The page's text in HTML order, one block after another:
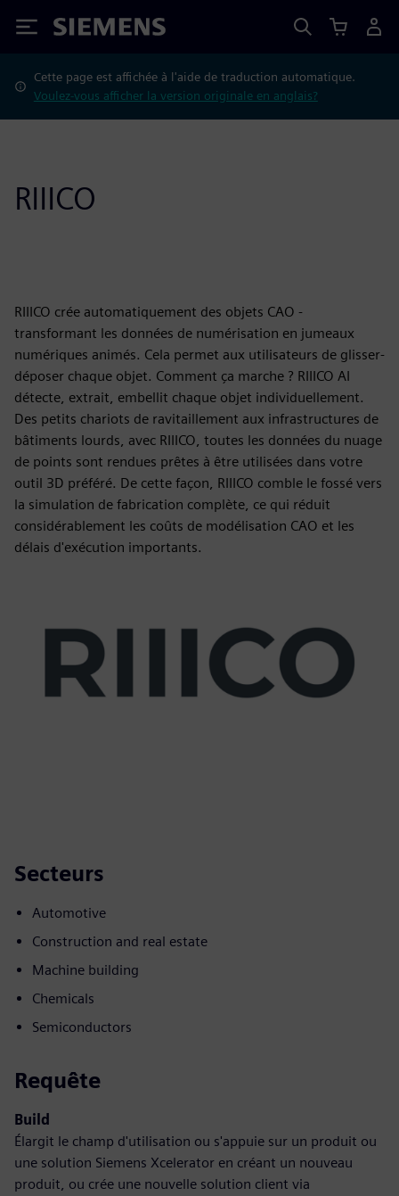
Siemens
Cette page est affichée à l'aide de traduction automatique.
Voulez-vous afficher la version originale en anglais?
RIIICO
RIIICO crée automatiquement des objets CAO -
transformant les données de numérisation en jumeaux
numériques animés. Cela permet aux utilisateurs de glisser-
déposer chaque objet. Comment ça marche ? RIIICO AI
détecte, extrait, embellit chaque objet individuellement.
Des petits chariots de ravitaillement aux infrastructures de
bâtiments lourds, avec RIIICO, toutes les données du nuage
de points sont rendues prêtes à être utilisées dans votre
outil 3D préféré. De cette façon, RIIICO comble le fossé vers
la simulation de fabrication complète, ce qui réduit
considérablement les coûts de modélisation CAO et les
délais d'exécution importants.
Secteurs
Automotive
Construction and real estate
Machine building
Chemicals
Semiconductors
Requête
Build
Élargit le champ d'utilisation ou s'appuie sur un produit ou
une solution Siemens Xcelerator en créant un nouveau
produit, ou crée une nouvelle solution client via